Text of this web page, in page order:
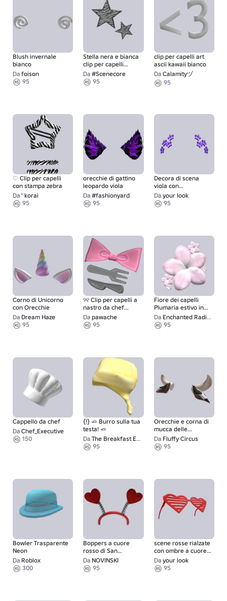
Blush invernale
bianco
Da foison
95
Stella nera e bianca
clip per capelli
scena zebra mcbling
y2k
Da #Scenecore
95
clip per capelli art
ascii kawaii bianco
Da Calamityヅ
95
♡ Clip per capelli
con stampa zebra
Da ' korai
95
orecchie di gattino
leopardo viola
Da #fashionyard
95
Decora di scena
viola con
fermacapelli a stella
di Harajuku
Da your look
95
Corno di Unicorno
con Orecchie
Da Dream Haze
95
୨୧ Clip per capelli a
nastro da chef
carino in rosa
Da pawache
95
Fiore dei capelli
Plumaria estivo in
rosa
Da Enchanted Radiance
95
Cappello da chef
Da Chef_Executive
150
{!} 🧈 Burro sulla tua
testa! 🧈
Da The Breakfast Emporium
95
Orecchie e corna di
mucca delle
Highlands nere e
bianche
Da Fluffy Circus
95
Bowler Trasparente
Neon
Da Roblox
300
Boppers a cuore
rosso di San
Valentino
Da NOVINSKI
95
scene rosse rialzate
con ombre a cuore
sulla testa
Da your look
95